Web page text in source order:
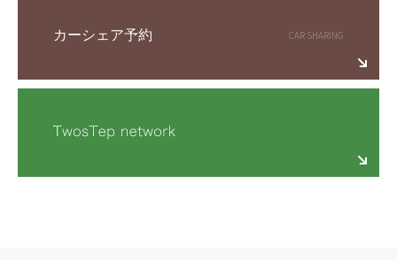
カーシェア予約